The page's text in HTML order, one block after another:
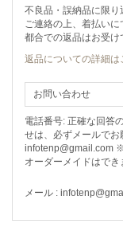
不良品・誤納品に限
ご連絡の上、着払い
都合での返品はお受け
返品についての詳細は
お問い合わせ
電話番号: 正確な回答
せは、必ずメールで
infotenp@gmail.com
オーダーメイドはでき
メール :